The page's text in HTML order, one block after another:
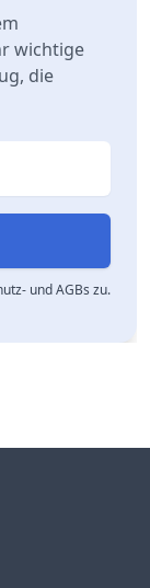
wichtige
die
und AGBs zu.